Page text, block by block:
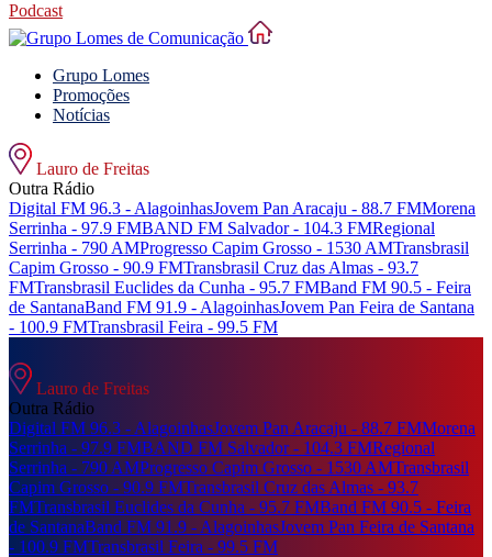
Podcast
Grupo Lomes
Promoções
Notícias
Lauro de Freitas
Outra Rádio
Digital FM 96.3 - AlagoinhasJovem Pan Aracaju - 88.7 FMMorena
Serrinha - 97.9 FMBAND FM Salvador - 104.3 FMRegional
Serrinha - 790 AMProgresso Capim Grosso - 1530 AMTransbrasil
Capim Grosso - 90.9 FMTransbrasil Cruz das Almas - 93.7
FMTransbrasil Euclides da Cunha - 95.7 FMBand FM 90.5 - Feira
de SantanaBand FM 91.9 - AlagoinhasJovem Pan Feira de Santana
- 100.9 FMTransbrasil Feira - 99.5 FM
Lauro de Freitas
Outra Rádio
Digital FM 96.3 - AlagoinhasJovem Pan Aracaju - 88.7 FMMorena
Serrinha - 97.9 FMBAND FM Salvador - 104.3 FMRegional
Serrinha - 790 AMProgresso Capim Grosso - 1530 AMTransbrasil
Capim Grosso - 90.9 FMTransbrasil Cruz das Almas - 93.7
FMTransbrasil Euclides da Cunha - 95.7 FMBand FM 90.5 - Feira
de SantanaBand FM 91.9 - AlagoinhasJovem Pan Feira de Santana
- 100.9 FMTransbrasil Feira - 99.5 FM